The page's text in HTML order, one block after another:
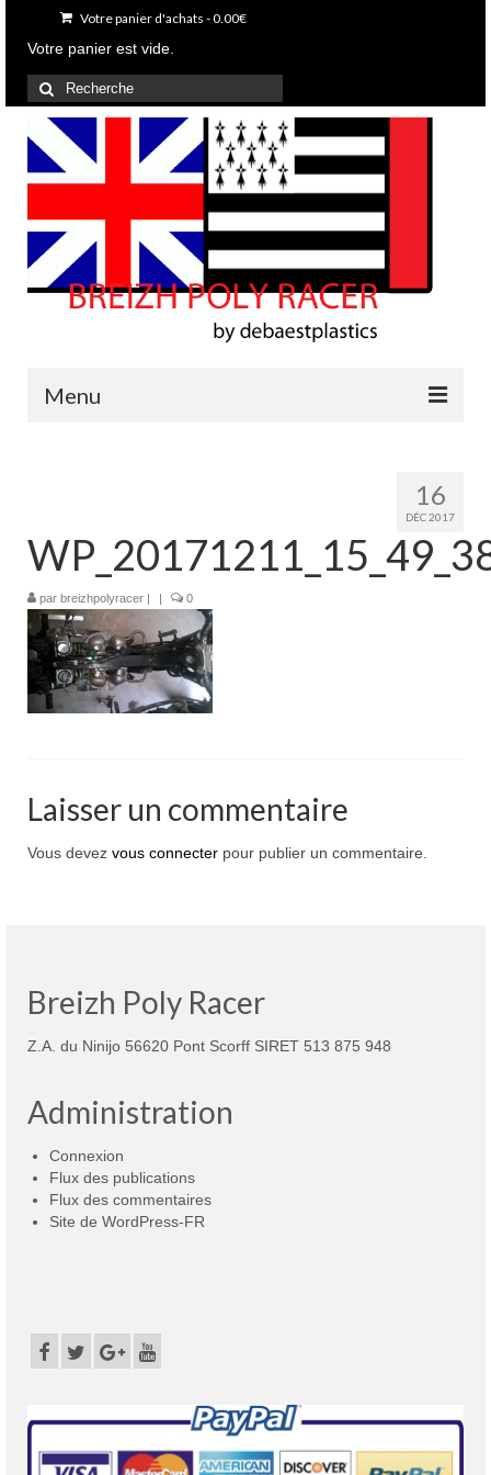
Votre panier d'achats -0.00€
Votre panier est vide.
Rechercher
:
Menu
Projets en cours
Mon compte
Mon panier
Nous contacter
16
DÉC 2017
par breizhpolyracer 0
Laisser un commentaire
Vous devez vous connecter pour publier un commentaire.
Breizh Poly Racer
Z.A. du Ninijo 56620 Pont Scorff SIRET 513 875 948
Administration
Connexion
Flux des publications
Flux des commentaires
Site de WordPress-FR